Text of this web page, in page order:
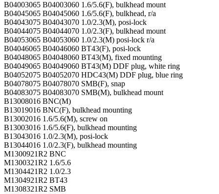
B04003065 B04003060 1.6/5.6(F), bulkhead mount
B04045065 B04045060 1.6/5.6(F), bulkhead, r/a
B04043075 B04043070 1.0/2.3(M), posi-lock
B04044075 B04044070 1.0/2.3(F), bulkhead mount
B04053065 B04053060 1.0/2.3(M) posi-lock r/a
B04046065 B04046060 BT43(F), posi-lock
B04048065 B04048060 BT43(M), fixed mounting
B04049065 B04049060 BT43(M) DDF plug, white ring
B04052075 B04052070 HDC43(M) DDF plug, blue ring
B04078075 B04078070 SMB(F), snap
B04083075 B04083070 SMB(M), bulkhead mount
B13008016 BNC(M)
B13019016 BNC(F), bulkhead mounting
B13002016 1.6/5.6(M), screw on
B13003016 1.6/5.6(F), bulkhead mounting
B13043016 1.0/2.3(M), posi-lock
B13044016 1.0/2.3(F), bulkhead mounting
M1300921R2 BNC
M1300321R2 1.6/5.6
M1304421R2 1.0/2.3
M1304921R2 BT43
M1308321R2 SMB